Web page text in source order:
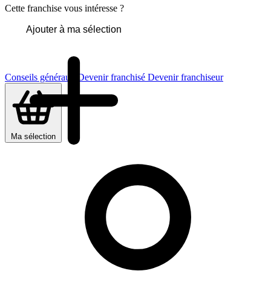
Conseils généraux Devenir franchisé Devenir franchiseur
Ma sélection
Cette franchise vous intéresse ?
Ajouter à ma sélection